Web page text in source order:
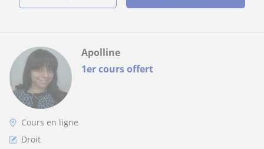
1er cours offert
Apolline
Cours en ligne
Droit